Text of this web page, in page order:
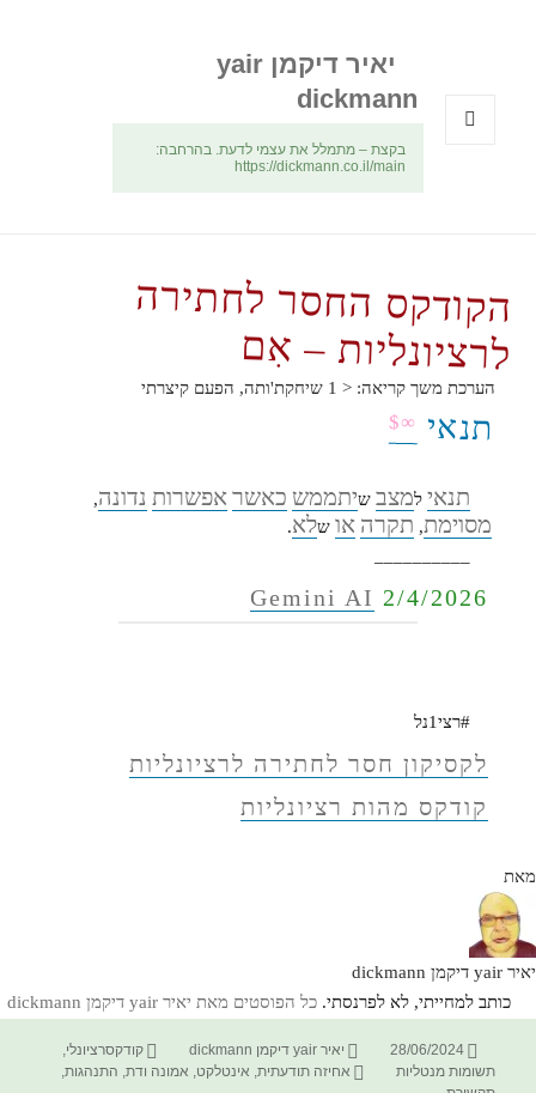
יאיר דיקמן yair
dickmann
בקצת – מתמלל את עצמי לדעת. בהרחבה:
https://dickmann.co.il/main
הקודקס החסר לחתירה
לרציונליות – אִם
הערכת משך קריאה: < 1 שיחקת'ותה, הפעם קיצרתי
תנאי ∞$
תנאי למצב שיתממש כאשר אפשרות נדונה,
מסוימת, תקרה או שלא.
Gemini AI 2/4/2026
#רצי1נל
לקסיקון חסר לחתירה לרציונליות
קודקס מהות רציונליות
מאת
יאיר yair דיקמן dickmann
כותב למחייתי, לא לפרנסתי. כל הפוסטים מאת יאיר yair דיקמן dickmann‏
פורסם
בתאריך
28/06/2024 מחבר
יאיר yair דיקמן dickmann קטגוריות
קודקסרציונלי,
תשומות מנטליות
תגיות
אחיזה תודעתית, אינטלקט, אמונה ודת, התנהגות,